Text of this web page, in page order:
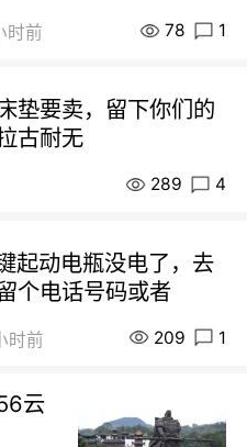
时前 78 1
垫要卖，留下你们的
古耐无
289 4
起动电瓶没电了，去
个电话号码或者
时前 209 1
云